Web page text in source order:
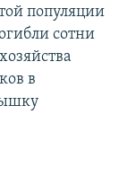
популяции
сотни
в